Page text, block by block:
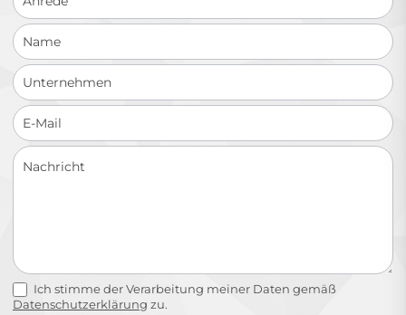
Ich stimme der Verarbeitung meiner Daten gemäß
Datenschutzerklärung zu.